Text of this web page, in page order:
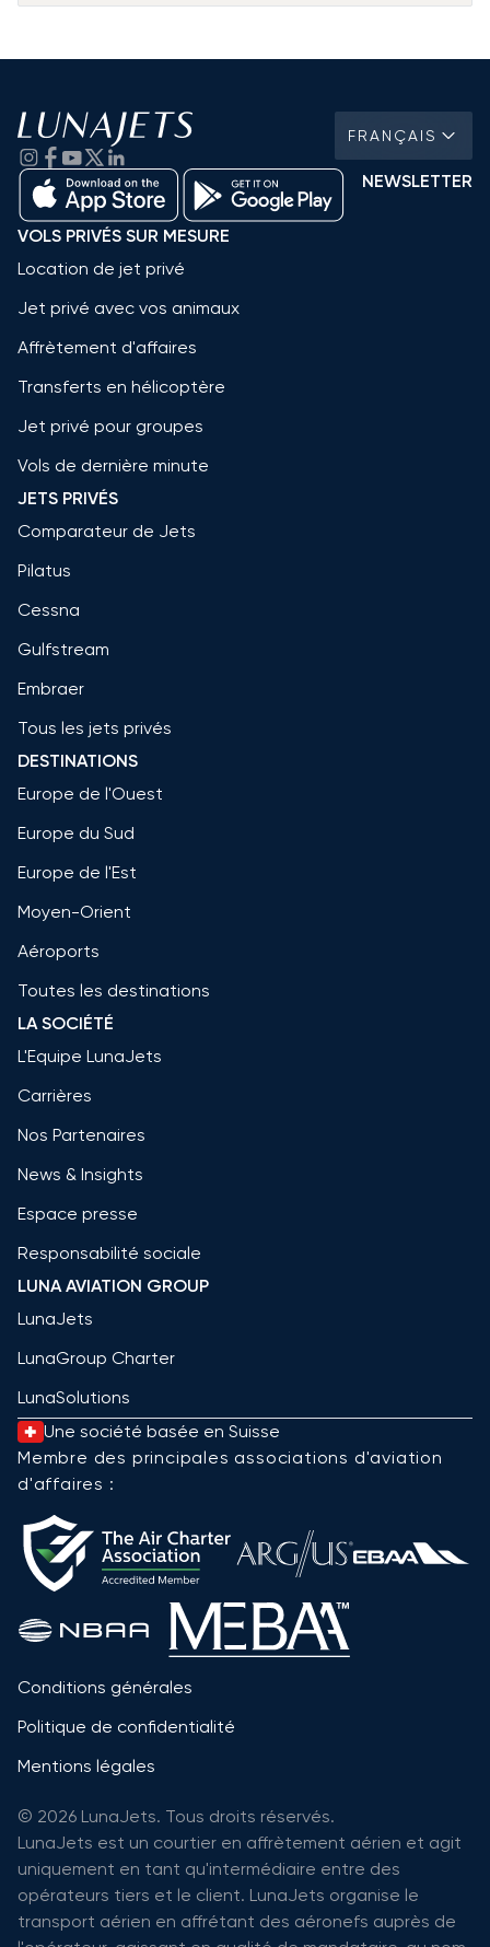
FRANÇAIS
NEWSLETTER
VOLS PRIVÉS SUR MESURE
Location de jet privé
Jet privé avec vos animaux
Affrètement d'affaires
Transferts en hélicoptère
Jet privé pour groupes
Vols de dernière minute
JETS PRIVÉS
Comparateur de Jets
Pilatus
Cessna
Gulfstream
Embraer
Tous les jets privés
DESTINATIONS
Europe de l'Ouest
Europe du Sud
Europe de l'Est
Moyen-Orient
Aéroports
Toutes les destinations
LA SOCIÉTÉ
L'Equipe LunaJets
Carrières
Nos Partenaires
News & Insights
Espace presse
Responsabilité sociale
LUNA AVIATION GROUP
LunaJets
LunaGroup Charter
LunaSolutions
Une société basée en Suisse
Membre des principales associations d'aviation
d'affaires :
Conditions générales
Politique de confidentialité
Mentions légales
© 2026 LunaJets. Tous droits réservés.
LunaJets est un courtier en affrètement aérien et agit
uniquement en tant qu'intermédiaire entre des
opérateurs tiers et le client. LunaJets organise le
transport aérien en affrétant des aéronefs auprès de